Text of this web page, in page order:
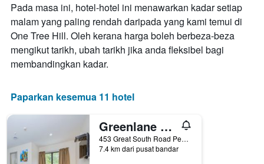
memaparkan
hari
dalam
seminggu.
Carta
mempunyai
Y
yang
harga
bilik
Pada masa ini, hotel-hotel ini menawarkan kadar setiap
malam yang paling rendah daripada yang kami temui di
One Tree Hill. Oleh kerana harga boleh berbeza-beza
mengikut tarikh, ubah tarikh jika anda fleksibel bagi
membandingkan kadar.
Paparkan kesemua 11 hotel
Greenlane Motel
453 Great South Road Penrose, Auckland, New Zealand
7.4 km dari pusat bandar